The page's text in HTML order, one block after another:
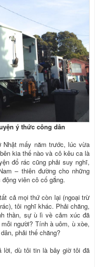
ý thức công dân
Nhật mấy năm trước, lúc vừa
kia thế nào và cô kêu ca là
đổ rác cũng phải suy nghĩ,
– thiên đường cho những
viên cô cố gắng.
cả mọi thứ còn lại (ngoại trừ
tôi nghĩ khác. Phải chăng,
thần, sự ù lì về cảm xúc đã
người? Tính à uôm, ù xòe,
phải thế chăng?
lời, dù tôi tin là bây giờ tôi đã